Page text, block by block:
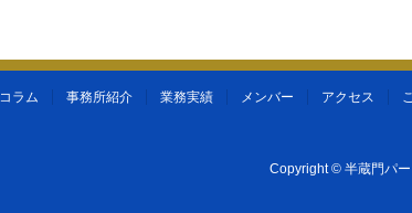
コラム 事務所紹介 業務実績 メンバー アクセス
Copyright © 半蔵門パ